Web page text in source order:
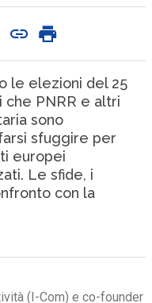
le elezioni del 25
PNRR e altri
sono
sfuggire per
europei
Le sfide, i
con la
(I-Com) e co-founder